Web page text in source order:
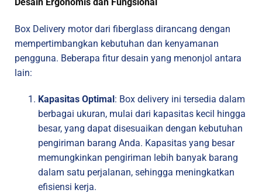
Box Delivery motor dari fiberglass dirancang dengan
mempertimbangkan kebutuhan dan kenyamanan
pengguna. Beberapa fitur desain yang menonjol antara
lain:
Kapasitas Optimal: Box delivery ini tersedia dalam
berbagai ukuran, mulai dari kapasitas kecil hingga
besar, yang dapat disesuaikan dengan kebutuhan
pengiriman barang Anda. Kapasitas yang besar
memungkinkan pengiriman lebih banyak barang
dalam satu perjalanan, sehingga meningkatkan
efisiensi kerja.